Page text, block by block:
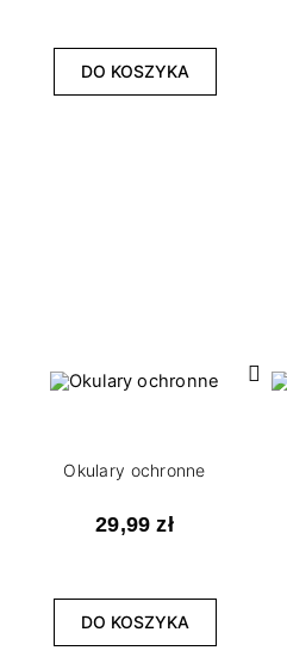
DO KOSZYKA
Okulary ochronne
29,99 zł
DO KOSZYKA